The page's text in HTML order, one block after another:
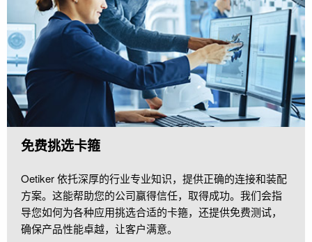
免费挑选卡箍
Oetiker 依托深厚的行业专业知识，提供正确的连接和装配
方案。这能帮助您的公司赢得信任，取得成功。我们会指
导您如何为各种应用挑选合适的卡箍，还提供免费测试，
确保产品性能卓越，让客户满意。